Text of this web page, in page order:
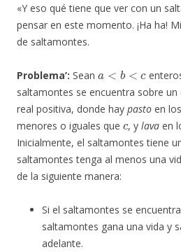
«Y eso qué tiene que ver con un
pensar en este momento. ¡Ha ha!
de saltamontes.
Problema’: Sean
<
saltamontes se encuentra sobre un
real positiva, donde hay pasto en
menores o iguales que
c
, ylavaen
Inicialmente, el saltamontes tiene
saltamontes tenga al menos una
de la siguiente manera:
Si el saltamontes se
saltamontes gana una vida y
adelante.